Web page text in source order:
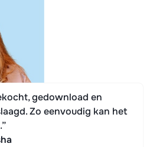
gedownload en
Zo eenvoudig kan het